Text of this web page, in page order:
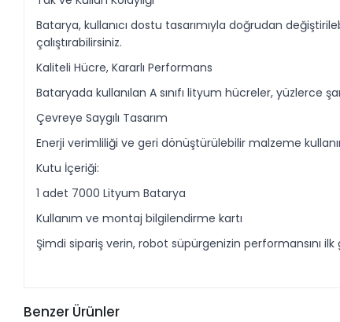
Batarya, kullanıcı dostu tasarımıyla doğrudan
çalıştırabilirsiniz.
Kaliteli Hücre, Kararlı Performans
Bataryada kullanılan A sınıfı lityum hücreler, yüzlerce
Çevreye Saygılı Tasarım
Enerji verimliliği ve geri dönüştürülebilir malzeme
Kutu İçeriği:
1 adet 7000 Lityum Batarya
Kullanım ve montaj bilgilendirme kartı
Şimdi sipariş verin, robot süpürgenizin performansını
Benzer Ürünler